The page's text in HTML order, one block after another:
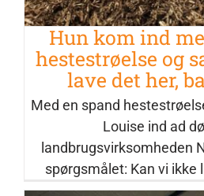
Hun kom ind
hestestrøelse og
lave det her,
Med en spand
Louise ind ad
landbrugsvirksomheden
spørgsmålet: Kan vi ikke